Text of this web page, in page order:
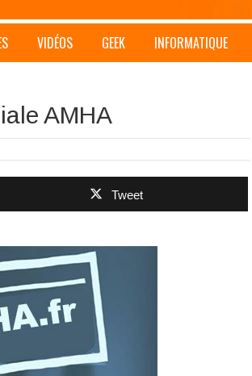
VIDÉOS GEEK INFORMATIQUE
AMHA
Tweet